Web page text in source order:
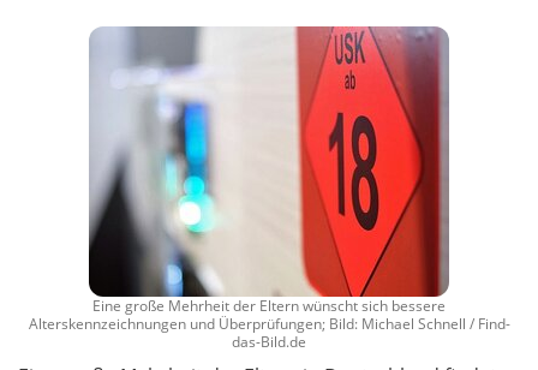
Eine große Mehrheit der Eltern wünscht sich bessere
Alterskennzeichnungen und Überprüfungen; Bild: Michael Schnell / Find-
das-Bild.de